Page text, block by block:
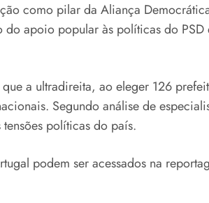
como pilar da Aliança
apoio popular às políticas do
a ultradireita, ao eleger 126
Segundo análise de
políticas do país.
podem ser acessados na